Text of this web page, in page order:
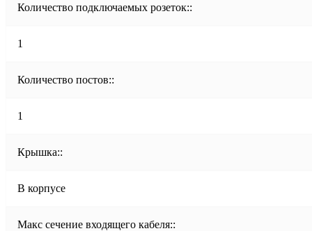
Количество подключаемых розеток::
1
Количество постов::
1
Крышка::
В корпусе
Макс сечение входящего кабеля::